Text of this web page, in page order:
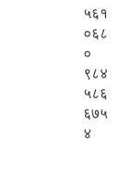
५६१
०६८
०
९८४
५८६
६७५
४